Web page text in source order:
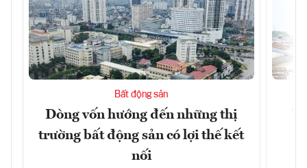
Bất động sản
Dòng vốn hướng đến những thị
trường bất động sản có lợi thế kết
nối